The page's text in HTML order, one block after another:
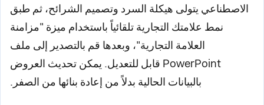
الاصطناعي يتولى هيكلة السرد وتصميم الشرائح، ثم طبق
نمط علامتك التجارية تلقائياً باستخدام ميزة "مزامنة
العلامة التجارية"، وبعدها قم بالتصدير إلى ملف
PowerPoint قابل للتعديل. يمكن تحديث العروض
بالبيانات الحالية بدلاً من إعادة بنائها من الصفر.